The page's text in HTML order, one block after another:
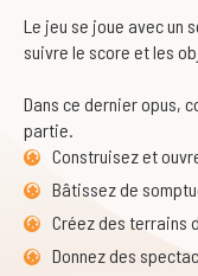
Le jeu se joue avec un
suivre le score et les
Dans ce dernier opus,
partie.
Construisez et
Bâtissez de
Créez des terrains
Donnez des